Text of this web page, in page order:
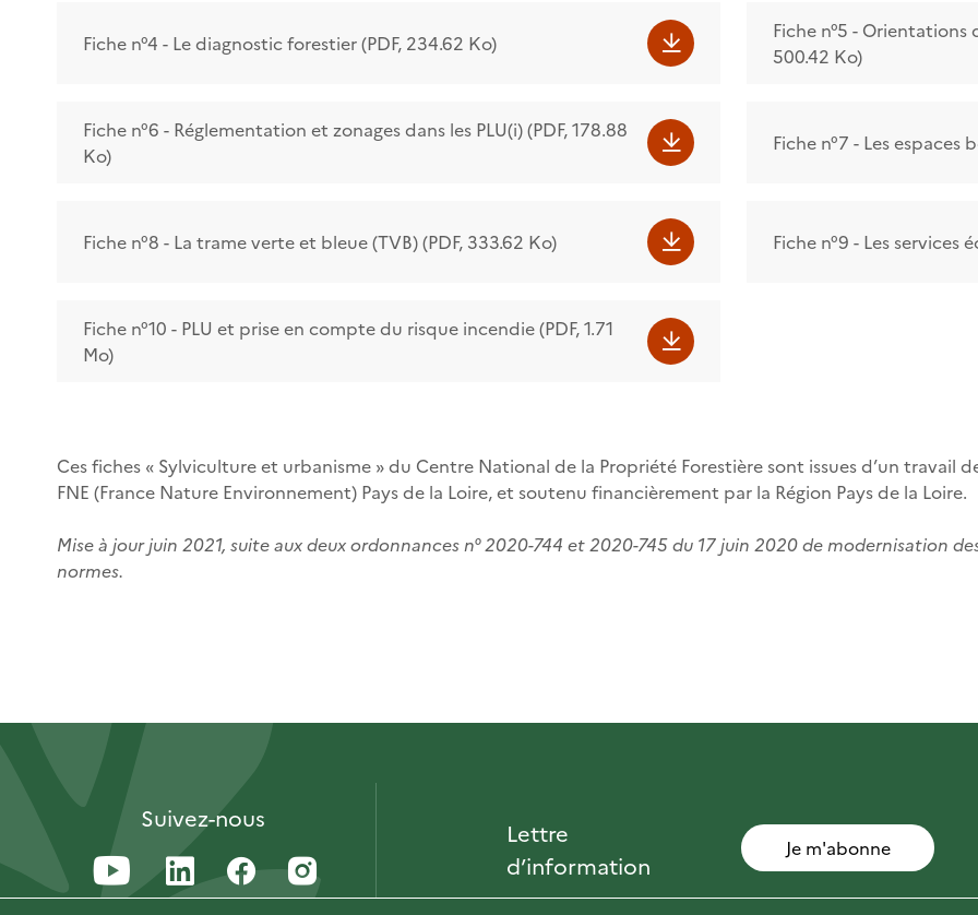
Fiche n°4 - Le diagnostic forestier (PDF, 234.62 Ko)
​​​​​​​Fiche n°5 - Orientations
500.42 Ko)
​​​​​​​Fiche n°6 - Réglementation et zonages dans les PLU(i) (PDF, 178.88
Ko)
​​​​​​​Fiche n°7 - Les espaces
​​​​​​​Fiche n°8 - La trame verte et bleue (TVB) (PDF, 333.62 Ko) ​​​​​​​Fiche n°9 - Les services
​​​​​​​Fiche n°10 - PLU et prise en compte du risque incendie (PDF, 1.71
Mo)
Ces fiches « Sylviculture et urbanisme » du Centre National de la Propriété Forestière sont issues d’un travail
FNE (France Nature Environnement) Pays de la Loire, et soutenu financièrement par la Région Pays de la Loire.
Mise à jour juin 2021, suite aux deux ordonnances n° 2020-744 et 2020-745 du 17 juin 2020 de modernisation
normes.
Suivez-nous
Lettre
d’information
Je m'abonne